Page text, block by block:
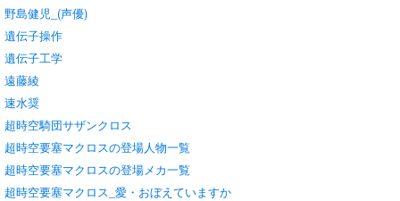
野島健児_(声優)
遺伝子操作
遺伝子工学
遠藤綾
速水奨
超時空騎団サザンクロス
超時空要塞マクロスの登場人物一覧
超時空要塞マクロスの登場メカ一覧
超時空要塞マクロス_愛・おぼえていますか